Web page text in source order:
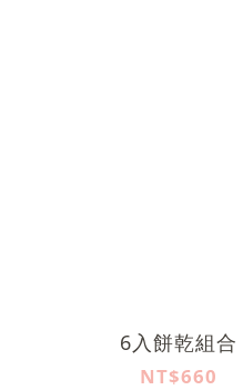
6入餅乾組合
NT$660